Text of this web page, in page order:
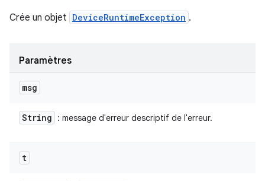
Crée un objet DeviceRuntimeException .
Paramètres
msg
String : message d'erreur descriptif de l'erreur.
t